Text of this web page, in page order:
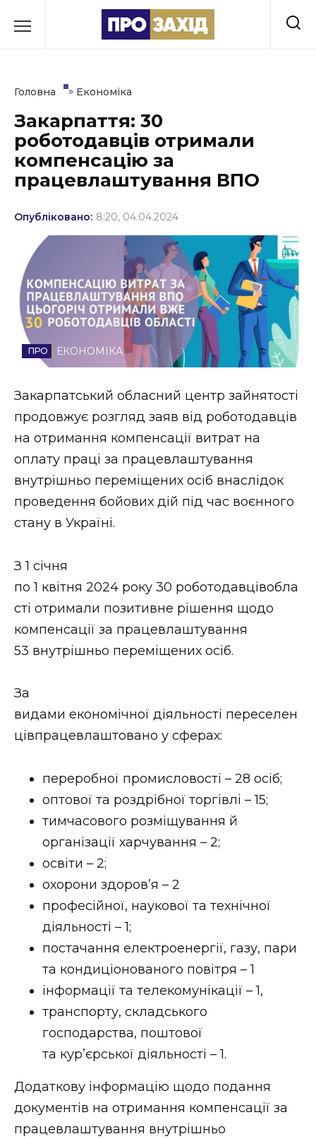
до
Культура
Освіта
Політика
Спорт
Стиль життя
Втрачений Ужгород
Втрачений Ужгород (відеоверсія)
ЗАКАРПАТСЬКІ НОВИНИ
НОВИНИ ЗАХІДНОЇ УКРАЇНИ
ФОТО
Головна » Економіка
Закарпаття: 30
роботодавців отримали
компенсацію за
працевлаштування ВПО
Опубліковано: 8:20, 04.04.2024
ЕКОНОМІКА
Закарпатський обласний центр зайнятості
продовжує розгляд заяв від роботодавців
на отримання компенсації витрат на
оплату праці за працевлаштування
внутрішньо переміщених осіб внаслідок
проведення бойових дій під час воєнного
стану в Україні.
З 1 січня
по 1 квітня 2024 року 30 роботодавцівобла
сті отримали позитивне рішення щодо
компенсації за працевлаштування
53 внутрішньо переміщених осіб.
За
видами економічної діяльності переселен
цівпрацевлаштовано у сферах:
переробної промисловості – 28 осіб;
оптової та роздрібної торгівлі – 15;
тимчасового розміщування й
організації харчування – 2;
освіти – 2;
охорони здоров’я – 2
професійної, наукової та технічної
діяльності – 1;
постачання електроенергії, газу, пари
та кондиціонованого повітря – 1
інформації та телекомунікації – 1,
транспорту, складського
господарства, поштової
та кур’єрської діяльності – 1.
Додаткову інформацію щодо подання
документів на отримання компенсації за
працевлаштування внутрішньо